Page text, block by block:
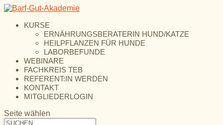
KURSE
ERNÄHRUNGSBERATERIN HUND/KATZE
HEILPFLANZEN FÜR HUNDE
LABORBEFUNDE
WEBINARE
FACHKREIS TEB
REFERENT:IN WERDEN
KONTAKT
MITGLIEDERLOGIN
Seite wählen